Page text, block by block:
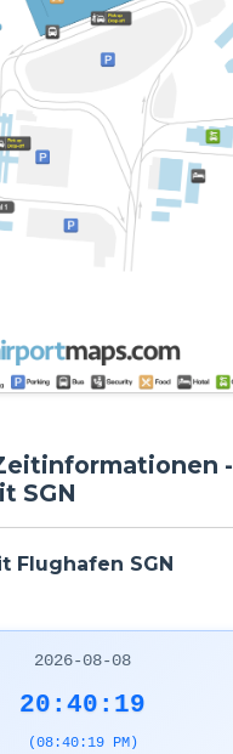
-
SGN
Flughafen SGN
2026-08-08
20:40:19
(08:40:19 PM)